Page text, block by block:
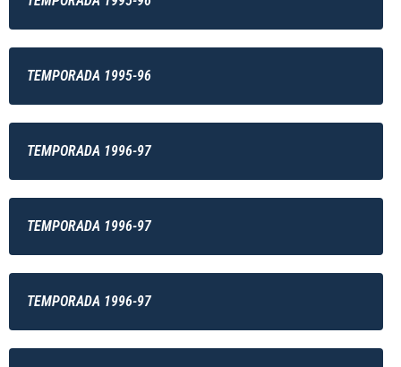
TEMPORADA 1995-96
TEMPORADA 1996-97
TEMPORADA 1996-97
TEMPORADA 1996-97